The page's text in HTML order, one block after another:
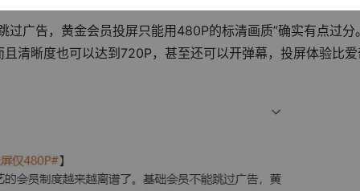
过广告，黄金会员投屏只能用480P的标清画质”确实有点过分
清晰度也可以达到720P，甚至还可以开弹幕，投屏体验比